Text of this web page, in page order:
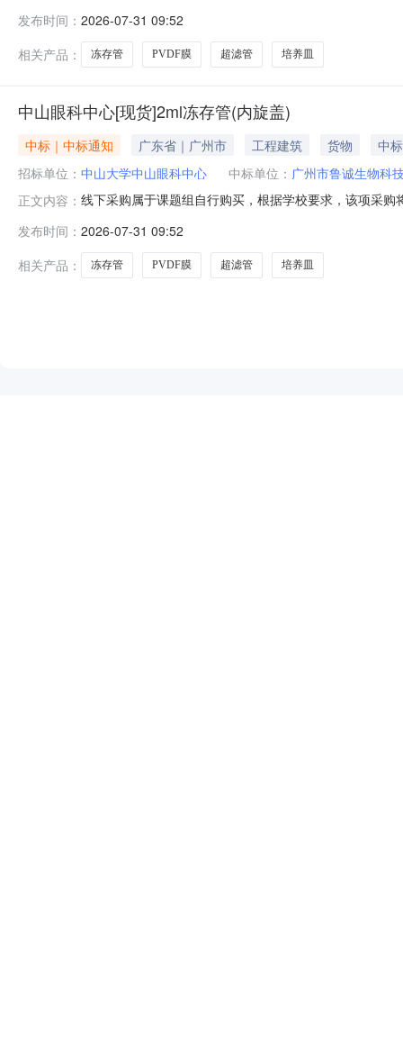
市鲁诚生物科技有限公司PVDF膜（0.2um孔径）
发布时间： 2026-07-31 09:52
相关产品：
冻存管 PVDF膜 超滤管 培养皿
中山眼科中心[现货]2ml冻存管(内旋盖)
中标｜中标通知 广东省｜广州市 工程建筑 货物
中
招标单位： 中山大学中山眼科中心 中标单位： 广州市鲁诚生物科
正文内容： 线下采购属于课题组自行购买，根据学校要求，该项采
市鲁诚生物科技有限公司PVDF膜（0.2um孔径）
发布时间： 2026-07-31 09:52
相关产品：
冻存管 PVDF膜 超滤管 培养皿